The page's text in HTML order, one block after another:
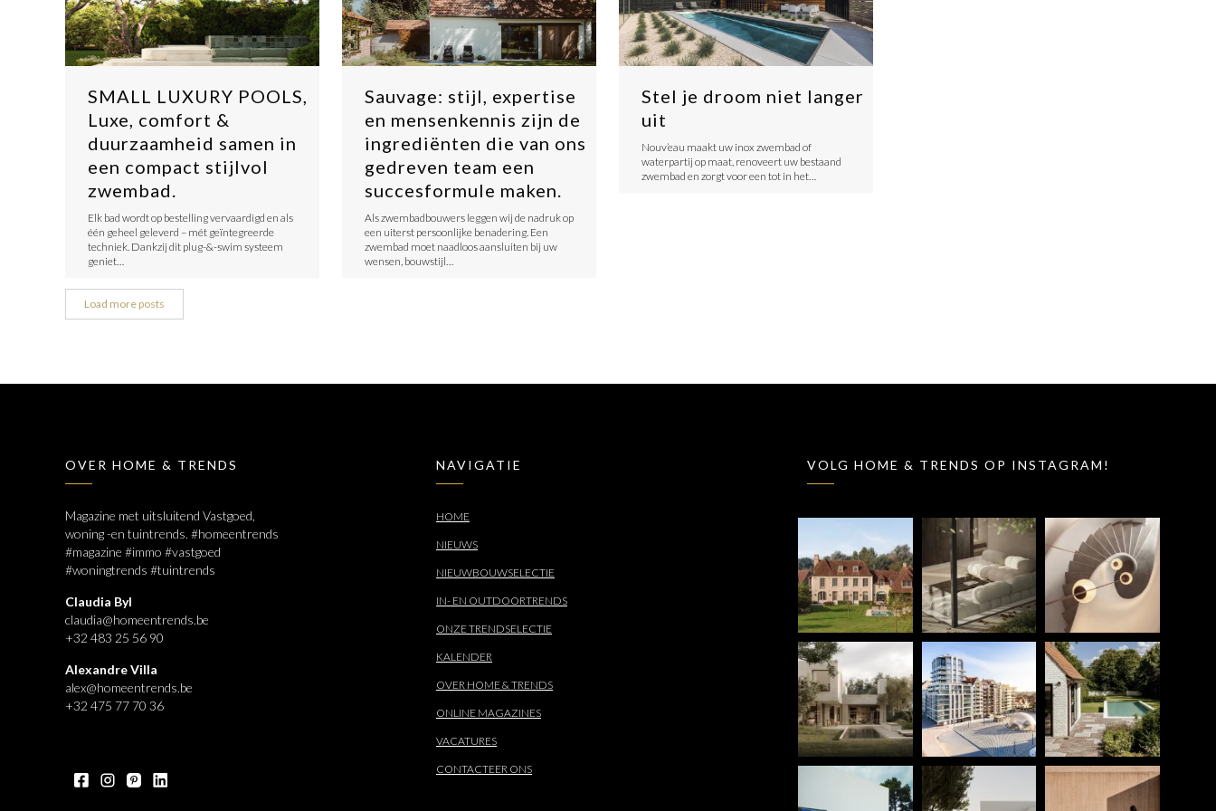
SMALL LUXURY POOLS,
Luxe, comfort &
duurzaamheid samen in
een compact stijlvol
zwembad.
Elk bad wordt op bestelling vervaardigd en als
één geheel geleverd – mét geïntegreerde
techniek. Dankzij dit plug-&-swim systeem
geniet…
Sauvage: stijl, expertise
en mensenkennis zijn de
ingrediënten die van ons
gedreven team een
succesformule maken.
Als zwembadbouwers leggen wij de nadruk op
een uiterst persoonlijke benadering. Een
zwembad moet naadloos aansluiten bij uw
wensen, bouwstijl…
Stel je droom niet langer
uit
Nouv’eau maakt uw inox zwembad of
waterpartij op maat, renoveert uw bestaand
zwembad en zorgt voor een tot in het…
Load more posts
OVER HOME & TRENDS
Magazine met uitsluitend Vastgoed,
woning -en tuintrends. #homeentrends
#magazine #immo #vastgoed
#woningtrends #tuintrends
Claudia Byl
claudia@homeentrends.be
+32 483 25 56 90
Alexandre Villa
alex@homeentrends.be
+32 475 77 70 36
NAVIGATIE
HOME
NIEUWS
NIEUWBOUWSELECTIE
IN- EN OUTDOORTRENDS
ONZE TRENDSELECTIE
KALENDER
OVER HOME & TRENDS
ONLINE MAGAZINES
VACATURES
CONTACTEER ONS
VOLG HOME & TRENDS OP INSTAGRAM!